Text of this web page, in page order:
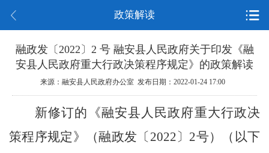
政策解读
融政发〔2022〕2 号 融安县人民政府关于印发《融
安县人民政府重大行政决策程序规定》的政策解读
来源：融安县人民政府办公室 发布日期：2022-01-24 17:00
新修订的《融安县人民政府重大行政决
策程序规定》（融政发〔 2022〕 2号）（以下